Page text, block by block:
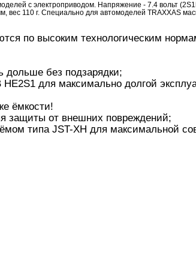
Монстр-траки
с электроприводом. Напряжение - 7.4 вольт
110 г. Специально для автомоделей TRAXXAS
по высоким технологическим
дольше без подзарядки;
для максимально долгой
ёмкости!
защиты от внешних повреждений;
типа JST-XH для максимальной